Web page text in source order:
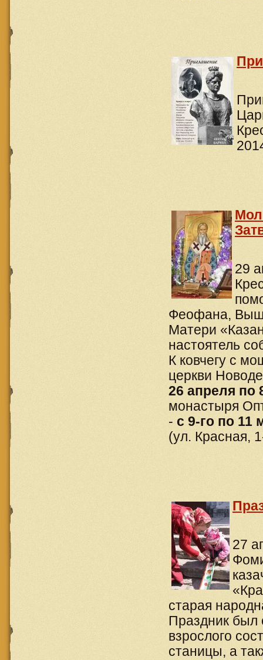
29
Феофана,
Матери
настоятель
К ковчегу с
церкви
26 апреля по
монастыря
- с 9-го по 11
(ул. Красная,
27
старая
Праздник был
взрослого
станицы, а